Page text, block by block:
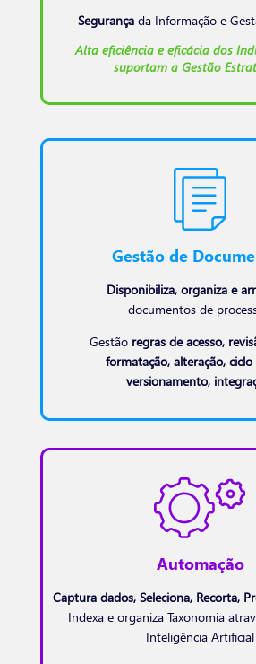
Segurança da Informação e
Alta eficiência e eficácia dos
suportam a Gestão
Gestão de
Disponibiliza, organiza e
documentos de
Gestão regras de acesso,
formatação, alteração,
versionamento,
Automação
Captura dados, Seleciona, Recorta,
Indexa e organiza Taxonomia
Inteligência Artificial